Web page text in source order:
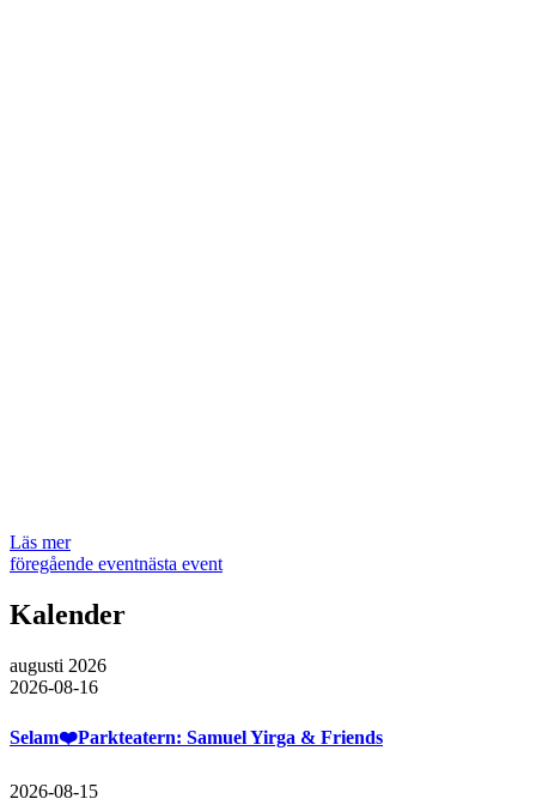
Läs mer
föregående eventnästa event
Kalender
augusti 2026
2026-08-16
Selam❤️Parkteatern: Samuel Yirga & Friends
2026-08-15